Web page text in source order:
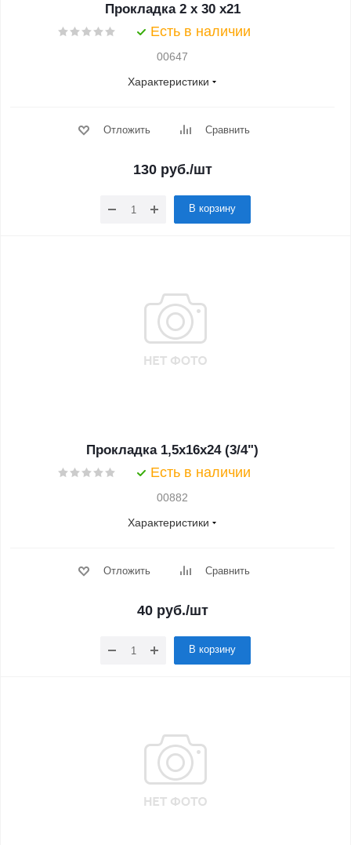
Прокладка 2 x 30 x21
Есть в наличии
00647
Характеристики
Отложить Сравнить
130 руб./шт
В корзину
Прокладка 1,5x16x24 (3/4")
Есть в наличии
00882
Характеристики
Отложить Сравнить
40 руб./шт
В корзину